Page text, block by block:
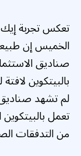
تعكس تجربة
الخميس إن
صناديق
بالبيتكوين
لم تشهد صناديق
تعمل
من التدفقات